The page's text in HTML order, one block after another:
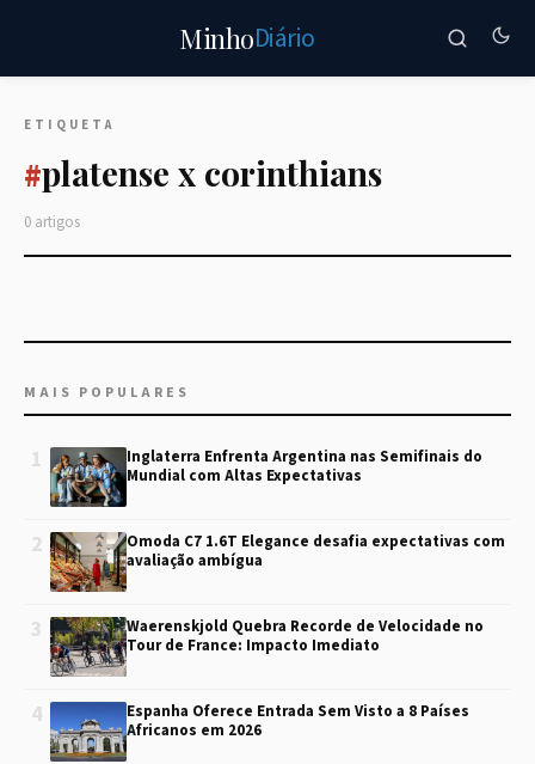
MinhoDiário
ETIQUETA
#platense x corinthians
0 artigos
MAIS POPULARES
1
Inglaterra Enfrenta Argentina nas Semifinais do
Mundial com Altas Expectativas
2
Omoda C7 1.6T Elegance desafia expectativas com
avaliação ambígua
3
Waerenskjold Quebra Recorde de Velocidade no
Tour de France: Impacto Imediato
4
Espanha Oferece Entrada Sem Visto a 8 Países
Africanos em 2026